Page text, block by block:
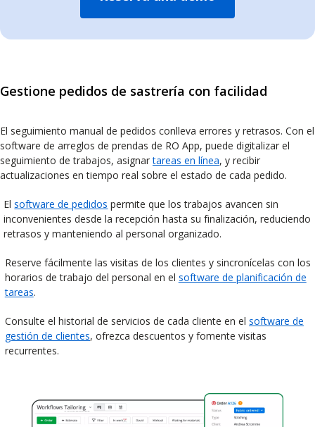
Gestione pedidos de sastrería con facilidad
El seguimiento manual de pedidos conlleva errores y retrasos. Con el
software de arreglos de prendas de RO App, puede digitalizar el
seguimiento de trabajos, asignartareas en línea, y recibir
actualizaciones en tiempo real sobre el estado de cada pedido.
Elsoftware de pedidos permite que los trabajos avancen sin
inconvenientes desde la recepción hasta su finalización, reduciendo
retrasos y manteniendo al personal organizado.
Reserve fácilmente las visitas de los clientes y sincronícelas con los
horarios de trabajo del personal en el software de planificación de
tareas.
Consulte el historial de servicios de cada cliente en el software de
gestión de clientes, ofrezca descuentos y fomente visitas
recurrentes.